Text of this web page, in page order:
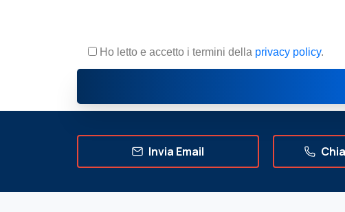
Ho letto e accetto i termini della privacy policy.
Invia Email